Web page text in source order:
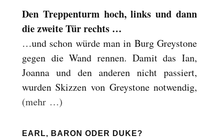
Den Treppenturm hoch, links und dann
die zweite Tür rechts …
…und schon würde man in Burg Greystone
gegen die Wand rennen. Damit das Ian,
Joanna und den anderen nicht passiert,
wurden Skizzen von Greystone notwendig,
(mehr …)
EARL, BARON ODER DUKE?